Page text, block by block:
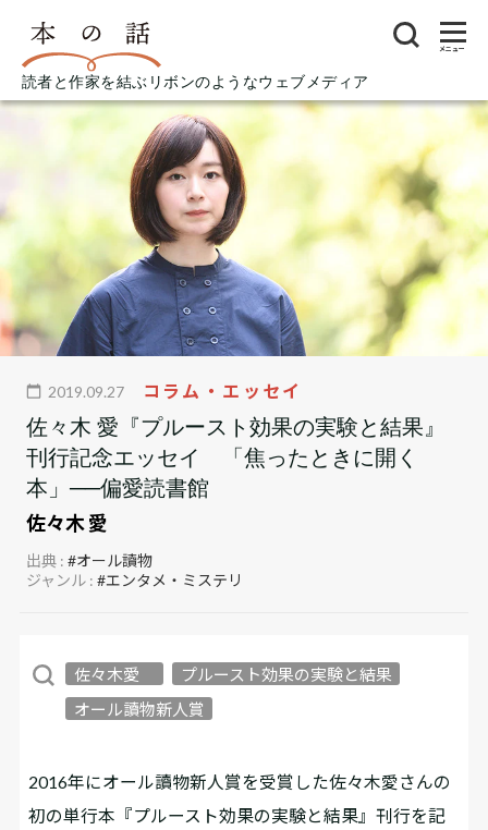
読者と作家を結ぶリボンのようなウェブメディア
メニュー
2019.09.27 コラム・エッセイ
佐々木 愛『プルースト効果の実験と結果』
刊行記念エッセイ 「焦ったときに開く
本」──偏愛読書館
佐々木 愛
出典 :#オール讀物
ジャンル :#エンタメ・ミステリ
佐々木愛
プルースト効果の実験と結果
オール讀物新人賞
2016年にオール讀物新人賞を受賞した佐々木愛さんの
初の単行本『プルースト効果の実験と結果』刊行を記